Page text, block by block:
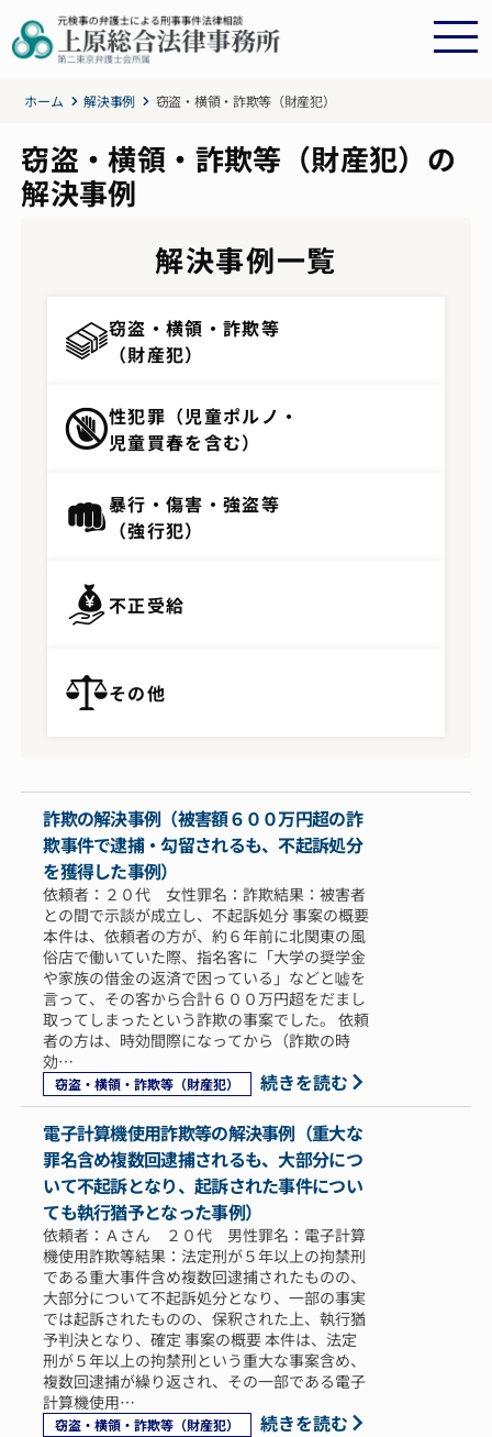
ホーム 解決事例 窃盗・横領・詐欺等（財産犯）
窃盗・横領・詐欺等（財産犯）の
解決事例
解決事例一覧
窃盗・横領・詐欺等
（財産犯）
性犯罪（児童ポルノ・
児童買春を含む）
暴行・傷害・強盗等
（強行犯）
不正受給
その他
詐欺の解決事例（被害額６００万円超の詐
欺事件で逮捕・勾留されるも、不起訴処分
を獲得した事例）
依頼者：２０代 女性罪名：詐欺結果：被害者
との間で示談が成立し、不起訴処分 事案の概要
本件は、依頼者の方が、約６年前に北関東の風
俗店で働いていた際、指名客に「大学の奨学金
や家族の借金の返済で困っている」などと嘘を
言って、その客から合計６００万円超をだまし
取ってしまったという詐欺の事案でした。 依頼
者の方は、時効間際になってから（詐欺の時
効…
窃盗・横領・詐欺等（財産犯）
続きを読む
電子計算機使用詐欺等の解決事例（重大な
罪名含め複数回逮捕されるも、大部分につ
いて不起訴となり、起訴された事件につい
ても執行猶予となった事例）
依頼者：Ａさん ２０代 男性罪名：電子計算
機使用詐欺等結果：法定刑が５年以上の拘禁刑
である重大事件含め複数回逮捕されたものの、
大部分について不起訴処分となり、一部の事実
では起訴されたものの、保釈された上、執行猶
予判決となり、確定 事案の概要 本件は、法定
刑が５年以上の拘禁刑という重大な事案含め、
複数回逮捕が繰り返され、その一部である電子
計算機使用…
窃盗・横領・詐欺等（財産犯）
続きを読む